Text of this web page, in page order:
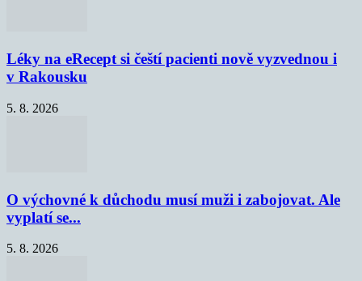
Léky na eRecept si čeští pacienti nově vyzvednou i
v Rakousku
5. 8. 2026
O výchovné k důchodu musí muži i zabojovat. Ale
vyplatí se...
5. 8. 2026